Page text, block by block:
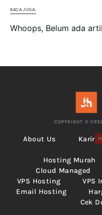
BACA JUGA:
Whoops, Belum ada
COPYRIGHT ©
About Us Karir
Hosting Murah
Cloud Managed
VPS Hosting
VPS
Email Hosting
Cek